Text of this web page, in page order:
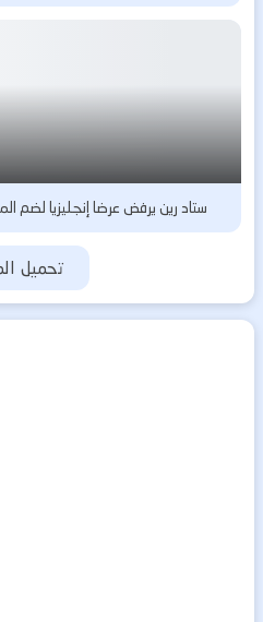
ستاد رين يرفض عرضا إنجليزيا لضم
تحميل